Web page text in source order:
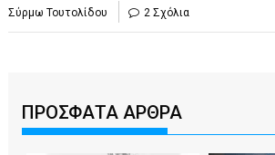
Σύρμω Τουτολίδου 2 Σχόλια
ΠΡΟΣΦΑΤΑ ΑΡΘΡΑ